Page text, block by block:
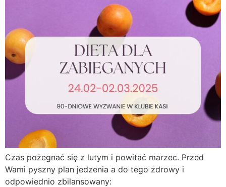
Czas pożegnać się z lutym i powitać marzec. Przed
Wami pyszny plan jedzenia a do tego zdrowy i
odpowiednio zbilansowany: